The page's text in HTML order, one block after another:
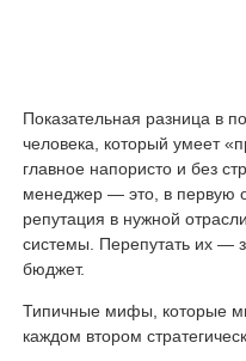
Показательная разница в
человека, который умеет
главное напористо и без
менеджер — это, в первую
репутация в нужной
системы. Перепутать их —
бюджет.
Типичные мифы, которые
каждом втором